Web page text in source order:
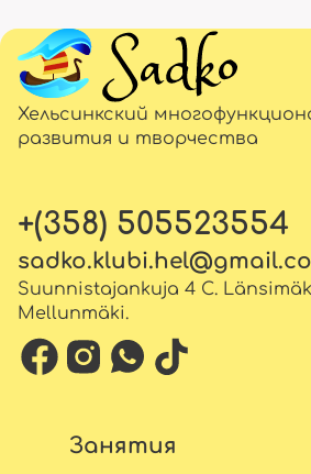
Хельсинкский
развития и творчества
+(358) 505523554
Suunnistajankuja 4 C.
Mellunmäki.
Занятия